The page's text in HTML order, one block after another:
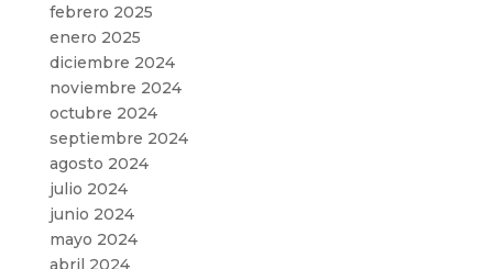
febrero 2025
enero 2025
diciembre 2024
noviembre 2024
octubre 2024
septiembre 2024
agosto 2024
julio 2024
junio 2024
mayo 2024
abril 2024